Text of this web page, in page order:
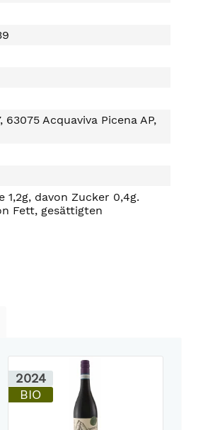
Acquaviva Picena AP,
davon Zucker 0,4g.
Fett, gesättigten
2024
BIO